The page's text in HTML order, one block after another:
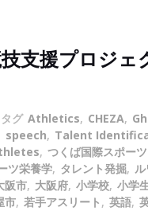
支援プロジェ
タグ Athletics, CHEZA,
speech, Talent
, つくば国際スポー
ツ栄養学, タレント発掘,
阪市, 大阪府, 小学校, 小学
市, 若手アスリート , 英語,